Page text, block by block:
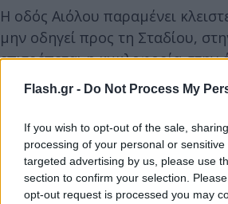
Flash.gr - Do Not Process My
If you wish to opt-out of the sale,
processing of your personal or
targeted advertising by us, please use
section to confirm your selection.
opt-out request is processed you may
Η οδός Αιόλου παραμένει
μην οδηγεί προς τη Σταδίου,
επιτρέπεται η κυκλοφορία
Ομόνοια.